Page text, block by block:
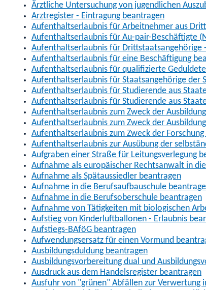
Ärztliche Untersuchung von jugendlichen
Arztregister - Eintragung beantragen
Aufenthaltserlaubnis für Arbeitnehmer aus
Aufenthaltserlaubnis für Au-pair-Beschäftigte
Aufenthaltserlaubnis für Drittstaatsangehörige
Aufenthaltserlaubnis für eine Beschäftigung
Aufenthaltserlaubnis für qualifizierte
Aufenthaltserlaubnis für Staatsangehörige der
Aufenthaltserlaubnis für Studierende aus
Aufenthaltserlaubnis für Studierende aus
Aufenthaltserlaubnis zum Zweck der
Aufenthaltserlaubnis zum Zweck der
Aufenthaltserlaubnis zum Zweck der
Aufenthaltserlaubnis zur Ausübung der
Aufgraben einer Straße für Leitungsverlegung
Aufnahme als europäischer Rechtsanwalt in
Aufnahme als Spätaussiedler beantragen
Aufnahme in die Berufsaufbauschule
Aufnahme in die Berufsoberschule beantragen
Aufnahme von Tätigkeiten mit biologischen
Aufstieg von Kinderluftballonen - Erlaubnis
Aufstiegs-BAföG beantragen
Aufwendungsersatz für einen Vormund
Ausbildungsduldung beantragen
Ausbildungsvorbereitung dual und
Ausdruck aus dem Handelsregister beantragen
Ausfuhr von "grünen" Abfällen zur Verwertung